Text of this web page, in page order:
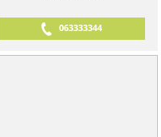
063333344